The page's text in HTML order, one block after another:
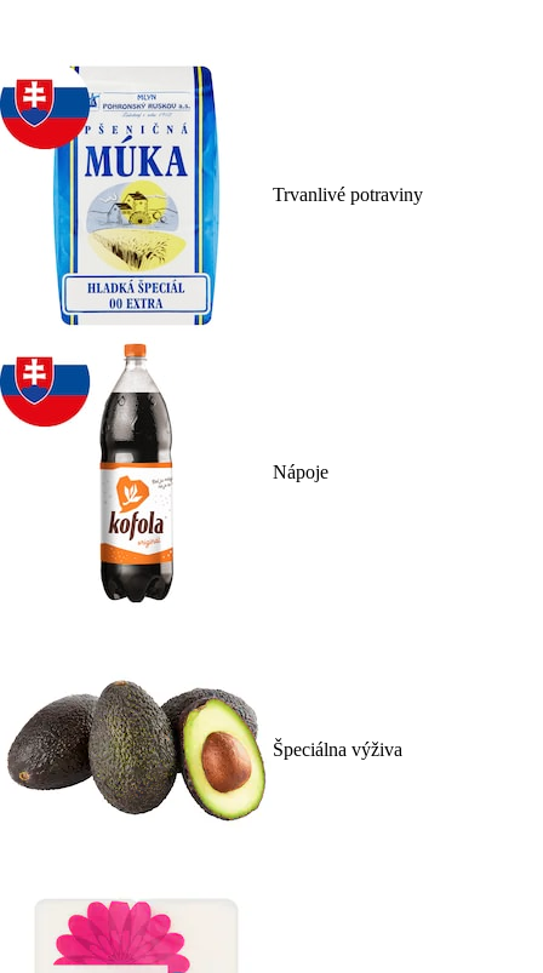
Trvanlivé potraviny
Nápoje
Špeciálna výživa